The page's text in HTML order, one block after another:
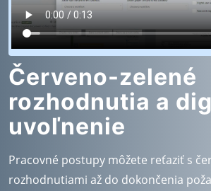
Červeno-zelené
rozhodnutia a
uvoľnenie
Pracovné postupy môžete reťaziť s
rozhodnutiami až do dokončenia